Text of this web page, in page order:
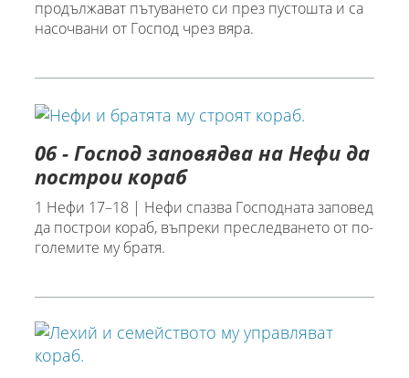
продължават пътуването си през пустошта и са
насочвани от Господ чрез вяра.
06 - Господ заповядва на Нефи да
построи кораб
1 Нефи 17–18 | Нефи спазва Господната заповед
да построи кораб, въпреки преследването от по-
големите му братя.